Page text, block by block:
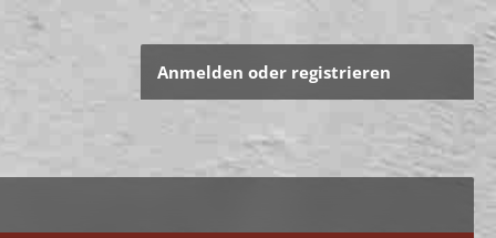
Anmelden oder registrieren